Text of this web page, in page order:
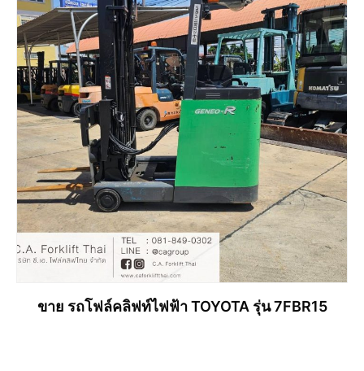
ขาย รถโฟล์คลิฟท์ไฟฟ้า TOYOTA รุ่น 7FBR15